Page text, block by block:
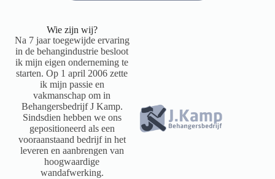
Wie zijn wij?
Na 7 jaar toegewijde ervaring
in de behangindustrie besloot
ik mijn eigen onderneming te
starten. Op 1 april 2006 zette
ik mijn passie en
vakmanschap om in
Behangersbedrijf J Kamp.
Sindsdien hebben we ons
gepositioneerd als een
vooraanstaand bedrijf in het
leveren en aanbrengen van
hoogwaardige
wandafwerking.